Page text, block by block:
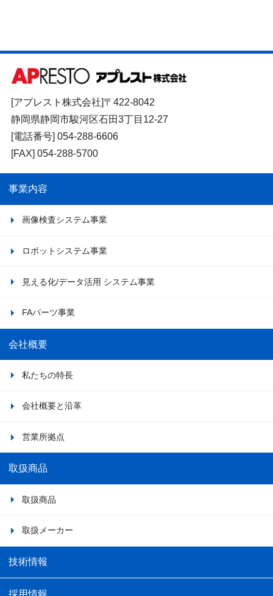
[アプレスト株式会社]〒422-8042
静岡県静岡市駿河区石田3丁目12-27
[電話番号] 054-288-6606
[FAX] 054-288-5700
事業内容
画像検査システム事業
ロボットシステム事業
見える化/データ活用 システム事業
FAパーツ事業
会社概要
私たちの特長
会社概要と沿革
営業所拠点
取扱商品
取扱商品
取扱メーカー
技術情報